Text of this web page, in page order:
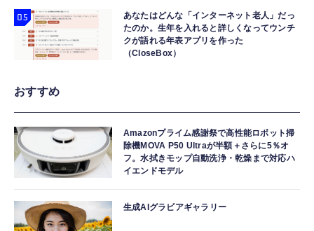
あなたはどんな「インターネット老人」だっ
たのか。生年を入れると詳しくなってウンチ
クが語れる年表アプリを作った
（CloseBox）
おすすめ
Amazonプライム感謝祭で高性能ロボット掃
除機MOVA P50 Ultraが半額＋さらに5％オ
フ。水拭きモップ自動洗浄・乾燥まで対応ハ
イエンドモデル
生成AIグラビアギャラリー